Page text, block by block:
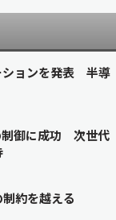
ションを発表 半導
制御に成功 次世代
約を越える